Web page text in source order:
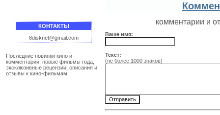
КОНТАКТЫ
8disknet@gmail.com
Последние новинки кино и
комментарии, новые фильмы года,
эксклюзивные рецензии, описания и
отзывы к кино-фильмам.
комментарии и
Ваше имя:
Текст:
(не более 1000 знаков)